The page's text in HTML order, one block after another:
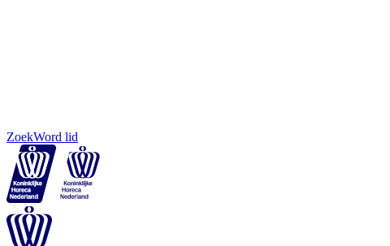
ZoekWord lid